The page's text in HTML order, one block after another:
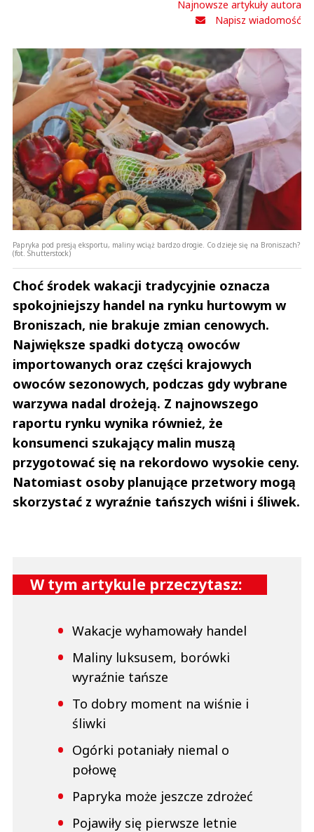
Najnowsze artykuły autora
Napisz wiadomość
Papryka pod presją eksportu, maliny wciąż bardzo drogie. Co dzieje się na Broniszach?
(fot. Shutterstock)
Choć środek wakacji tradycyjnie oznacza
spokojniejszy handel na rynku hurtowym w
Broniszach, nie brakuje zmian cenowych.
Największe spadki dotyczą owoców
importowanych oraz części krajowych
owoców sezonowych, podczas gdy wybrane
warzywa nadal drożeją. Z najnowszego
raportu rynku wynika również, że
konsumenci szukający malin muszą
przygotować się na rekordowo wysokie ceny.
Natomiast osoby planujące przetwory mogą
skorzystać z wyraźnie tańszych wiśni i śliwek.
W tym artykule przeczytasz:
Wakacje wyhamowały handel
Maliny luksusem, borówki
wyraźnie tańsze
To dobry moment na wiśnie i
śliwki
Ogórki potaniały niemal o
połowę
Papryka może jeszcze zdrożeć
Pojawiły się pierwsze letnie